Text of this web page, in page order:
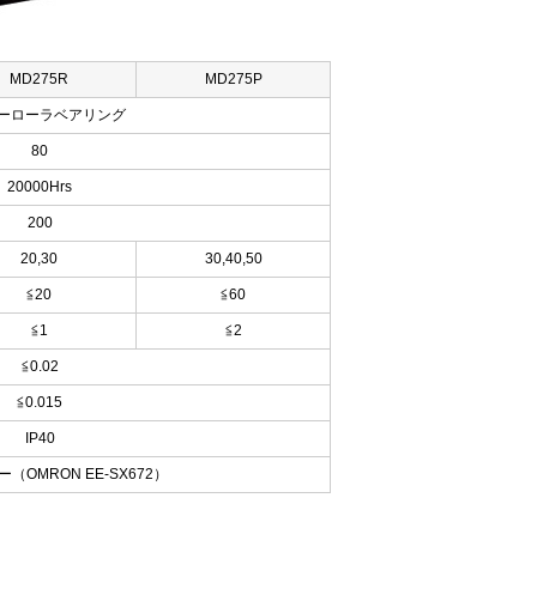
MD275R MD275P
ローラベアリング
80
20000Hrs
200
20,30 30,40,50
≦20 ≦60
≦1 ≦2
≦0.02
≦0.015
IP40
（OMRON EE-SX672）